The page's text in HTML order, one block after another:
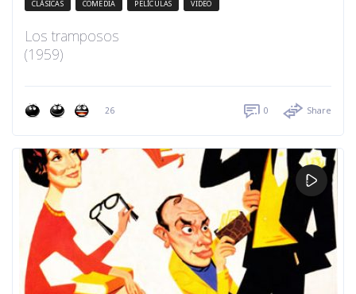
CLÁSICAS COMEDIA PELÍCULAS VIDEO
Los tramposos
(1959)
26 0 Share